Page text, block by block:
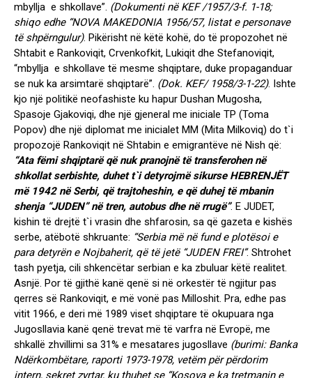
mbyllja e shkollave”. (Dokumenti në KEF /1957/3-f. 1-18;
shiqo edhe “NOVA MAKEDONIA 1956/57, listat e personave
të shpërngulur). Pikërisht në këtë kohë, do të propozohet në
Shtabit e Rankoviqit, Crvenkofkit, Lukiqit dhe Stefanoviqit,
“mbyllja e shkollave të mesme shqiptare, duke propaganduar
se nuk ka arsimtarë shqiptarë”. (Dok. KEF/ 1958/3-1-22). Ishte
kjo një politikë neofashiste ku hapur Dushan Mugosha,
Spasoje Gjakoviqi, dhe një gjeneral me iniciale TP (Toma
Popov) dhe një diplomat me inicialet MM (Mita Milkoviq) do t`i
propozojë Rankoviqit në Shtabin e emigrantëve në Nish që:
“Ata fëmi shqiptarë që nuk pranojnë të transferohen në
shkollat serbishte, duhet t`i detyrojmë sikurse HEBRENJËT
më 1942 në Serbi, që trajtoheshin, e që duhej të mbanin
shenja “JUDEN” në tren, autobus dhe në rrugë”. E JUDET,
kishin të drejtë t`i vrasin dhe shfarosin, sa që gazeta e kishës
serbe, atëbotë shkruante: “Serbia më në fund e plotësoi e
para detyrën e Nojbaherit, që të jetë “JUDEN FREI”. Shtrohet
tash pyetja, cili shkencëtar serbian e ka zbuluar këtë realitet.
Asnjë. Por të gjithë kanë qenë si në orkestër të ngjitur pas
qerres së Rankoviqit, e më vonë pas Milloshit. Pra, edhe pas
vitit 1966, e deri më 1989 viset shqiptare të okupuara nga
Jugosllavia kanë qenë trevat më të varfra në Evropë, me
shkallë zhvillimi sa 31% e mesatares jugosllave (burimi: Banka
Ndërkombëtare, raporti 1973-1978, vetëm për përdorim
intern, sekret zyrtar, ku thuhet se “Kosova e ka tretmanin e